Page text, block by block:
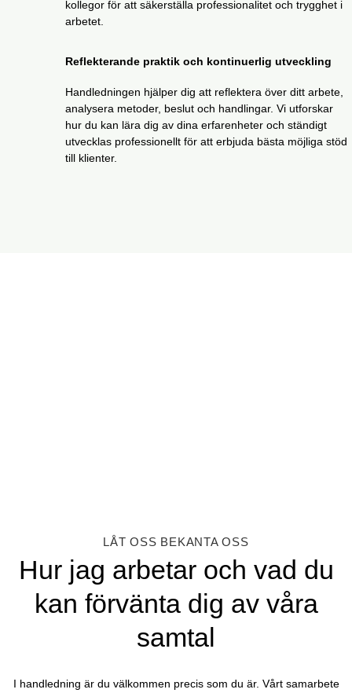
kollegor för att säkerställa professionalitet och trygghet i
arbetet.
Reflekterande praktik och kontinuerlig utveckling
Handledningen hjälper dig att reflektera över ditt arbete,
analysera metoder, beslut och handlingar. Vi utforskar
hur du kan lära dig av dina erfarenheter och ständigt
utvecklas professionellt för att erbjuda bästa möjliga stöd
till klienter.
LÅT OSS BEKANTA OSS
Hur jag arbetar och vad du
kan förvänta dig av våra
samtal
I handledning är du välkommen precis som du är. Vårt samarbete